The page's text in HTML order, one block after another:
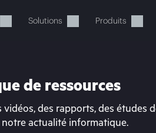
Solutions Produits
de ressources
des rapports, des études
actualité informatique.